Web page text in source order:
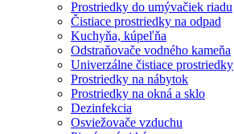
Prostriedky do umývačiek riadu
Čistiace prostriedky na odpad
Kuchyňa, kúpeľňa
Odstraňovače vodného kameňa
Univerzálne čistiace prostriedky
Prostriedky na nábytok
Prostriedky na okná a sklo
Dezinfekcia
Osviežovače vzduchu